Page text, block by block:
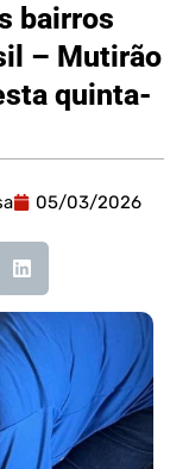
bairros
– Mutirão
quinta-
05/03/2026